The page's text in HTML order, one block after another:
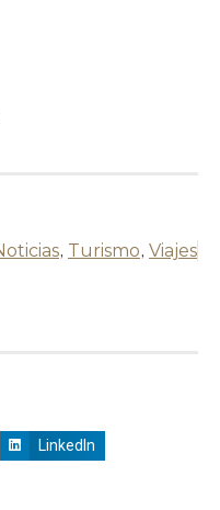
, Turismo, Viajes
LinkedIn